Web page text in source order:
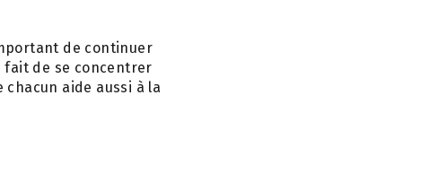
de continuer
fait de se concentrer
aide aussi à la